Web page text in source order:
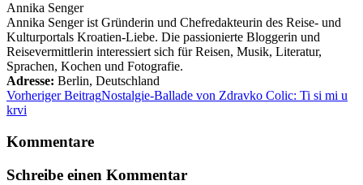
Annika Senger
Annika Senger ist Gründerin und Chefredakteurin des Reise- und
Kulturportals Kroatien-Liebe. Die passionierte Bloggerin und
Reisevermittlerin interessiert sich für Reisen, Musik, Literatur,
Sprachen, Kochen und Fotografie.
Adresse: Berlin, Deutschland
Vorheriger BeitragNostalgie-Ballade von Zdravko Colic: Ti si mi u
krvi
Kommentare
Schreibe einen Kommentar